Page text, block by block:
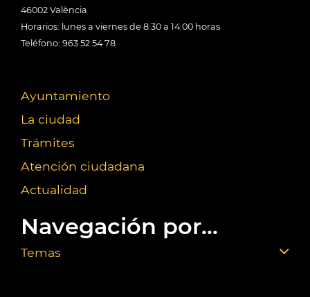
46002 València
Horarios: lunes a viernes de 8:30 a 14:00 horas
Teléfono: 963 52 54 78
Ayuntamiento
La ciudad
Trámites
Atención ciudadana
Actualidad
Navegación por...
Temas